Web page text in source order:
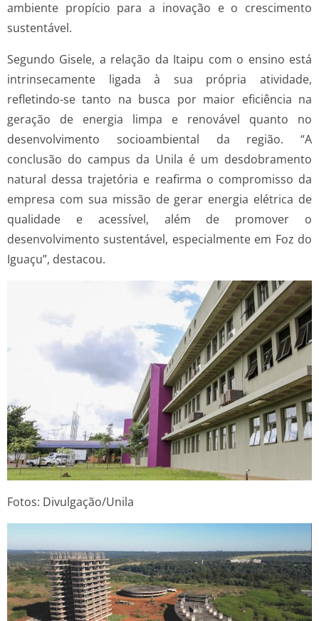
ambiente propício para a inovação e o crescimento
sustentável.
Segundo Gisele, a relação da Itaipu com o ensino está
intrinsecamente ligada à sua própria atividade,
refletindo-se tanto na busca por maior eficiência na
geração de energia limpa e renovável quanto no
desenvolvimento socioambiental da região. “A
conclusão do campus da Unila é um desdobramento
natural dessa trajetória e reafirma o compromisso da
empresa com sua missão de gerar energia elétrica de
qualidade e acessível, além de promover o
desenvolvimento sustentável, especialmente em Foz do
Iguaçu”, destacou.
Fotos: Divulgação/Unila